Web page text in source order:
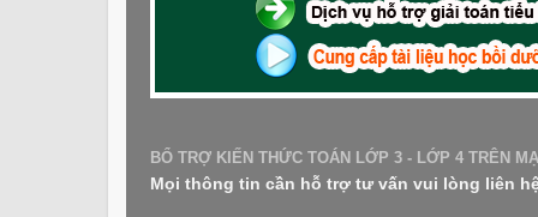
BỔ TRỢ KIẾN THỨC TOÁN LỚP 3 - LỚP 4 TRÊN
Mọi thông tin cần hỗ trợ tư vấn vui lòng liên